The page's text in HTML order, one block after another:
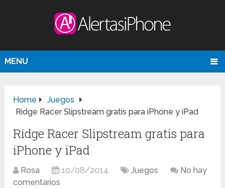
MENU
Home
Juegos
Ridge Racer Slipstream gratis para iPhone y iPad
Ridge Racer Slipstream gratis para
iPhone y iPad
Rosa 10/08/2014 Juegos
No hay
comentarios